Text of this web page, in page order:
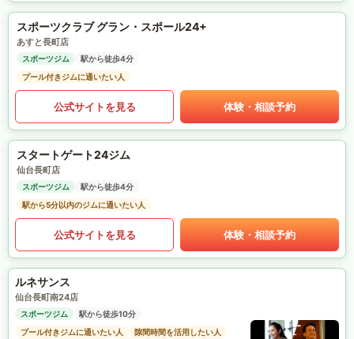
スポーツクラブ グラン・スポール24+
あすと長町店
スポーツジム
駅から徒歩4分
プール付きジムに通いたい人
公式サイトを見る 体験・相談予約
スタートゲート24ジム
仙台長町店
スポーツジム
駅から徒歩4分
駅から5分以内のジムに通いたい人
公式サイトを見る 体験・相談予約
ルネサンス
仙台長町南24店
スポーツジム
駅から徒歩10分
プール付きジムに通いたい人
隙間時間を活用したい人